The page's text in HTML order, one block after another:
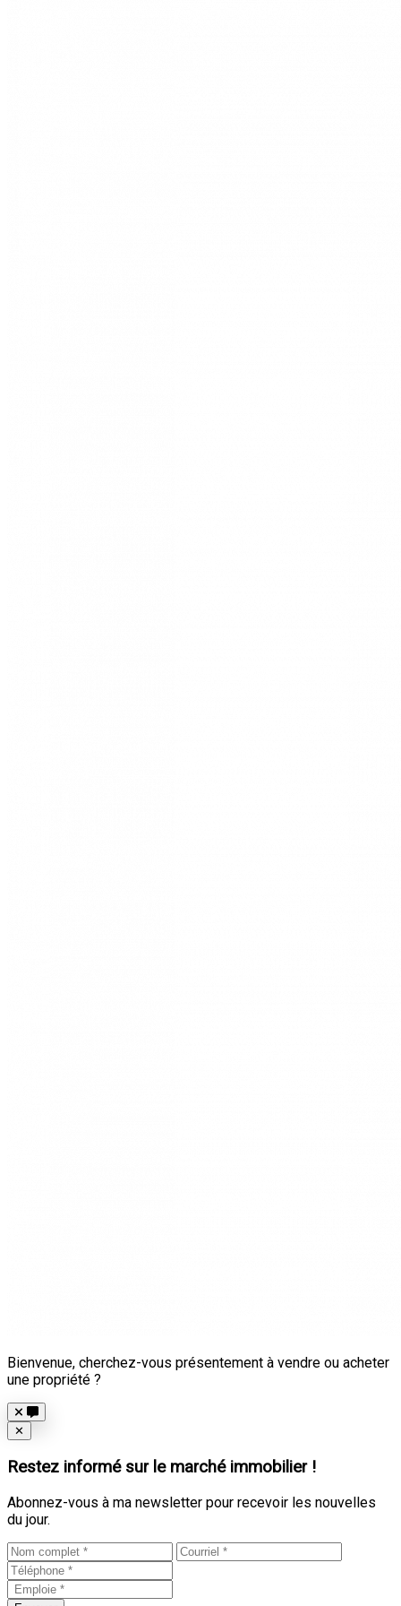
Bienvenue, cherchez-vous présentement à vendre ou acheter
une propriété ?
Close
✕
Restez informé sur le marché immobilier !
Abonnez-vous à ma newsletter pour recevoir les nouvelles
du jour.